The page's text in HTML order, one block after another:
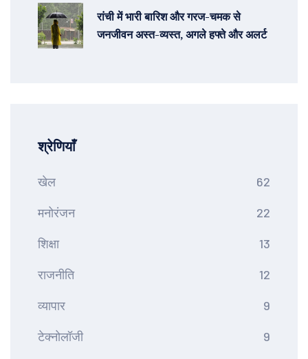
रांची में भारी बारिश और गरज-चमक से
जनजीवन अस्त-व्यस्त, अगले हफ्ते और अलर्ट
श्रेणियाँ
खेल 62
मनोरंजन 22
शिक्षा 13
राजनीति 12
व्यापार 9
टेक्नोलॉजी 9